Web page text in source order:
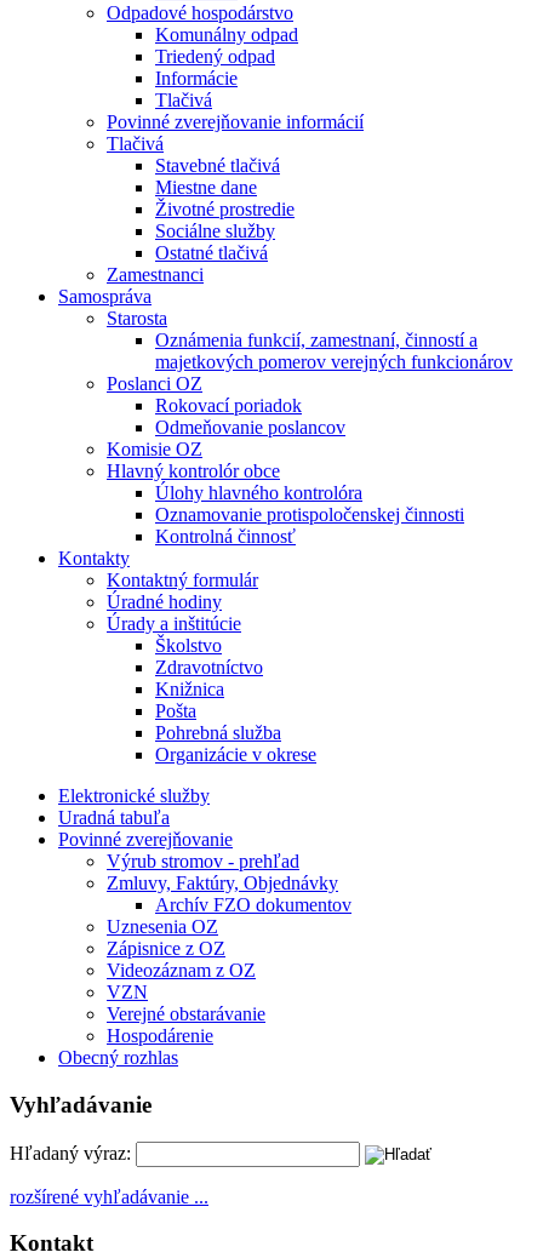
Odpadové hospodárstvo
Komunálny odpad
Triedený odpad
Informácie
Tlačivá
Povinné zverejňovanie informácií
Tlačivá
Stavebné tlačivá
Miestne dane
Životné prostredie
Sociálne služby
Ostatné tlačivá
Zamestnanci
Samospráva
Starosta
Oznámenia funkcií, zamestnaní, činností a
majetkových pomerov verejných funkcionárov
Poslanci OZ
Rokovací poriadok
Odmeňovanie poslancov
Komisie OZ
Hlavný kontrolór obce
Úlohy hlavného kontrolóra
Oznamovanie protispoločenskej činnosti
Kontrolná činnosť
Kontakty
Kontaktný formulár
Úradné hodiny
Úrady a inštitúcie
Školstvo
Zdravotníctvo
Knižnica
Pošta
Pohrebná služba
Organizácie v okrese
Elektronické služby
Uradná tabuľa
Povinné zverejňovanie
Výrub stromov - prehľad
Zmluvy, Faktúry, Objednávky
Archív FZO dokumentov
Uznesenia OZ
Zápisnice z OZ
Videozáznam z OZ
VZN
Verejné obstarávanie
Hospodárenie
Obecný rozhlas
Vyhľadávanie
Hľadaný výraz:
rozšírené vyhľadávanie ...
Kontakt